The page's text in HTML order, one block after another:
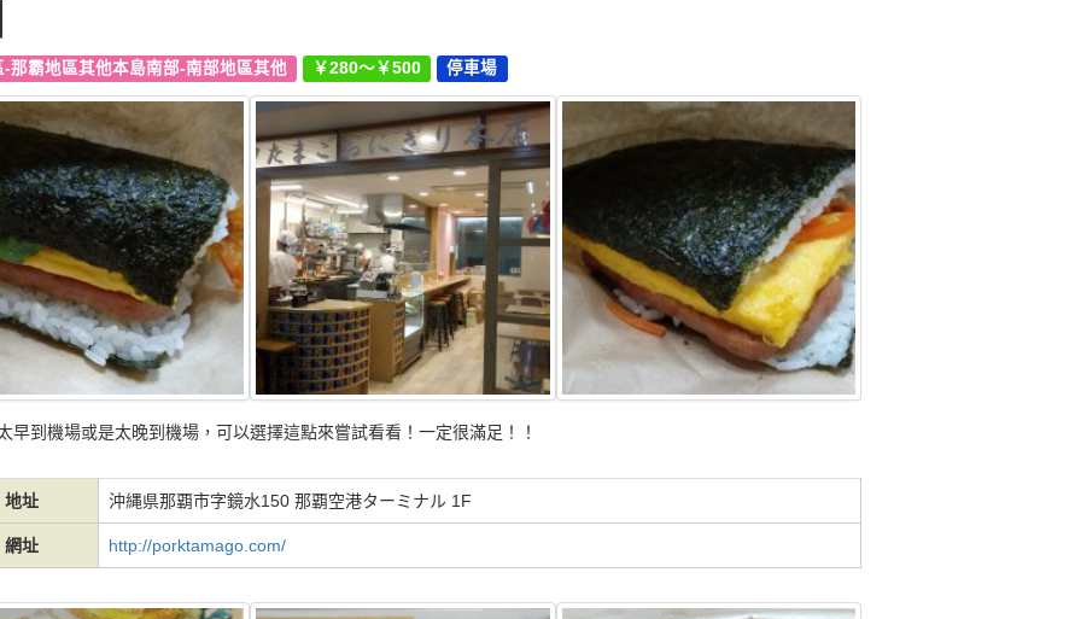
-那霸地區其他本島南部-南部地區其他 ￥280～￥500 停車場
早到機場或是太晚到機場，可以選擇這點來嘗試看看！一定很滿足！！
地址 沖縄県那覇市字鏡水150 那覇空港ターミナル 1F
網址 http://porktamago.com/